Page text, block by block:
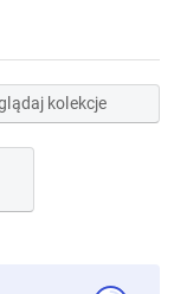
kolekcje